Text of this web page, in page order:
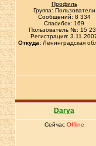
Профиль
Группа: Пользователи
Сообщений: 8 334
Спасибок: 169
Пользователь №: 15
Регистрация:
Откуда: Ленинградская
Darya
Сейчас Offline